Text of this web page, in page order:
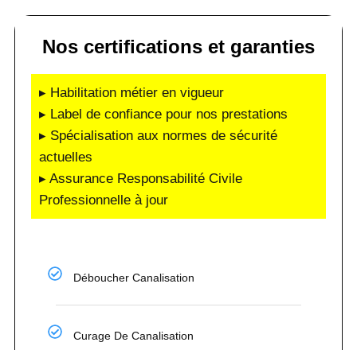
Nos certifications et garanties
▸ Habilitation métier en vigueur
▸ Label de confiance pour nos prestations
▸ Spécialisation aux normes de sécurité
actuelles
▸ Assurance Responsabilité Civile
Professionnelle à jour
Déboucher Canalisation
Curage De Canalisation